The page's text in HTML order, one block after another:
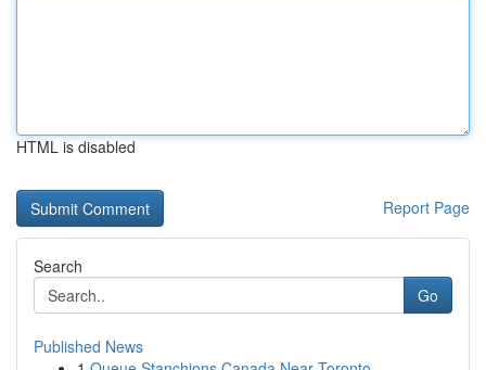
HTML is disabled
Report Page
Search
Go
Published News